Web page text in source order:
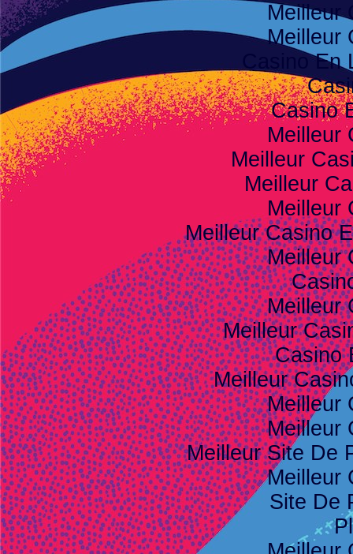
Meilleur
Meilleur
Casino En
Casino
Meilleur
Meilleur
Meilleur
Meilleur
Meilleur Casino
Meilleur
Meilleur
Meilleur
Casino
Meilleur
Meilleur
Meilleur
Meilleur Site De
Meilleur
Site De